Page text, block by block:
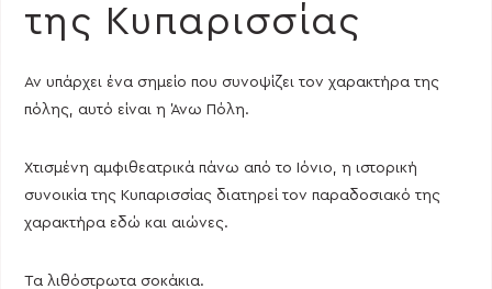
της Κυπαρισσίας
Αν υπάρχει ένα σημείο που συνοψίζει τον χαρακτήρα της
πόλης, αυτό είναι η Άνω Πόλη.
Χτισμένη αμφιθεατρικά πάνω από το Ιόνιο, η ιστορική
συνοικία της Κυπαρισσίας διατηρεί τον παραδοσιακό της
χαρακτήρα εδώ και αιώνες.
Τα λιθόστρωτα σοκάκια.